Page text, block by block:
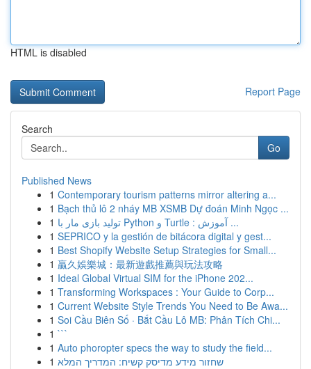
HTML is disabled
Report Page
Search
Go
Published News
1 Contemporary tourism patterns mirror altering a...
1 Bạch thủ lô 2 nháy MB XSMB Dự đoán Minh Ngọc ...
1
تولید بازی مار با Python و Turtle : آموزش ...
1 SEPRICO y la gestión de bitácora digital y gest...
1 Best Shopify Website Setup Strategies for Small...
1 贏久娛樂城：最新遊戲推薦與玩法攻略
1 Ideal Global Virtual SIM for the iPhone 202...
1 Transforming Workspaces : Your Guide to Corp...
1 Current Website Style Trends You Need to Be Awa...
1 Soi Cầu Biên Số · Bắt Cầu Lô MB: Phân Tích Chi...
1 ```
1 Auto phoropter specs the way to study the field...
1 שחזור מידע מדיסק קשיח: המדריך המלא